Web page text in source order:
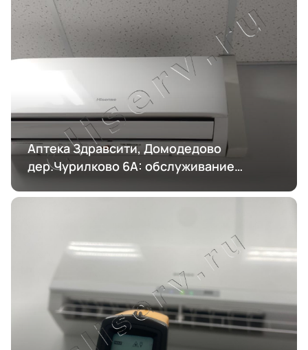
Аптека Здравсити, Домодедово
дер.Чурилково 6А: обслуживание